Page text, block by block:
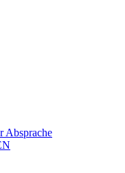
Absprache